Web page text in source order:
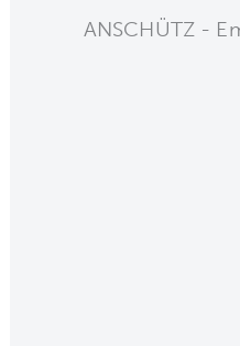
ANSCHÜTZ -